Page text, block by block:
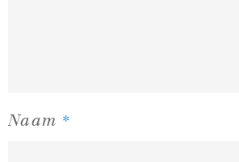
Naam *